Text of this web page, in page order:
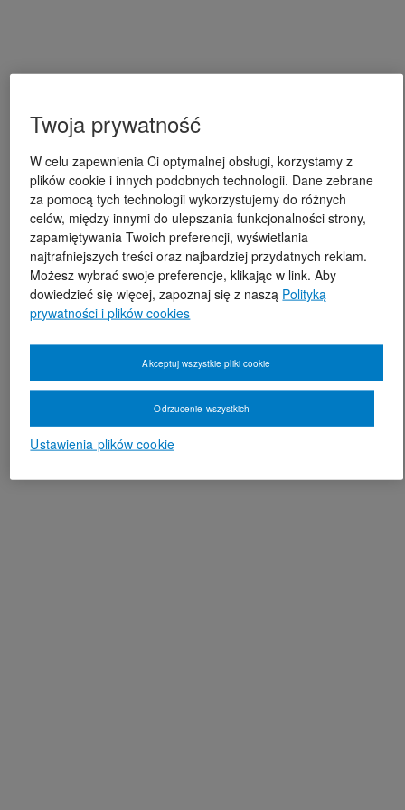
Twoja prywatność
W celu zapewnienia Ci optymalnej obsługi, korzystamy z
plików cookie i innych podobnych technologii. Dane zebrane
za pomocą tych technologii wykorzystujemy do różnych
celów, między innymi do ulepszania funkcjonalności strony,
zapamiętywania Twoich preferencji, wyświetlania
najtrafniejszych treści oraz najbardziej przydatnych reklam.
Możesz wybrać swoje preferencje, klikając w link. Aby
dowiedzieć się więcej, zapoznaj się z naszą Polityką
prywatności i plików cookies
Ustawienia plików cookie
Odrzucenie wszystkich
Akceptuj wszystkie pliki cookie